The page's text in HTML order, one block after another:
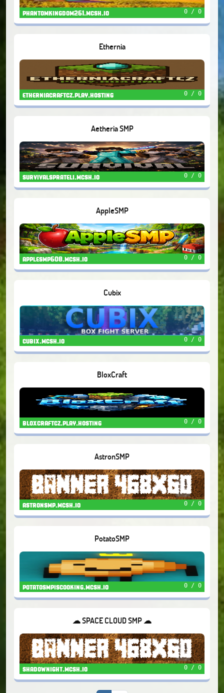
phantomkingdom261.mcsh.io 0 / 0
Ethernia
etherniacraftcz.play.hosting 0 / 0
Aetheria SMP
survivalsprateli.mcsh.io 0 / 0
AppleSMP
applesmp608.mcsh.io 0 / 0
Cubix
cubix.mcsh.io 0 / 0
BloxCraft
bloxcraftcz.play.hosting 0 / 0
AstronSMP
astronsmp.mcsh.io 0 / 0
PotatoSMP
potatosmpiscooking.mcsh.io 0 / 0
☁ SPACE CLOUD SMP ☁
shadownight.mcsh.io 0 / 0